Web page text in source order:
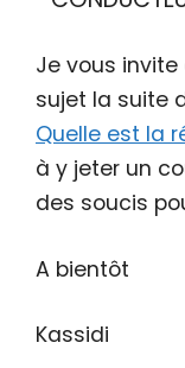
Je vous
sujet la suite
Quelle est la
à y jeter un
des soucis
A bientôt
Kassidi